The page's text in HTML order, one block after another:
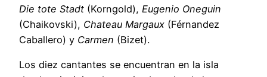
Die tote Stadt (Korngold), Eugenio Oneguin
(Chaikovski), Chateau Margaux (Férnandez
Caballero) y Carmen (Bizet).
Los diez cantantes se encuentran en la isla